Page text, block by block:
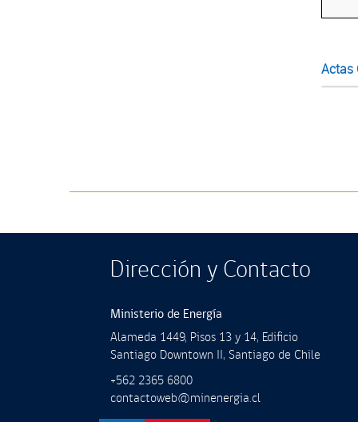
Actas
Dirección y Contacto
Ministerio de Energía
Alameda 1449, Pisos 13 y 14, Ediﬁcio
Santiago Downtown II, Santiago de Chile
+562 2365 6800
contactoweb@minenergia.cl